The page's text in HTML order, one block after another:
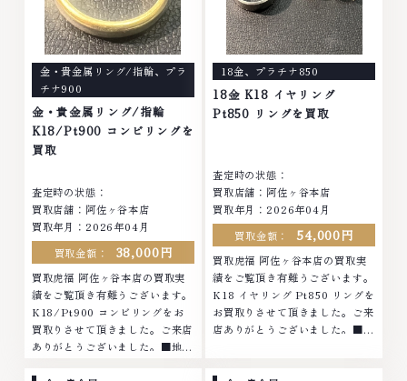
金・貴金属リング/指輪、 プラ
チナ900
金・貴金属リング/指輪
K18/Pt900 コンビリングを
買取
査定時の状態：
買取店舗：阿佐ヶ谷本店
買取年月：2026年04月
買取金額：
38,000円
買取虎福 阿佐ヶ谷本店の買取実
績をご覧頂き有難うございます。
K18/Pt900 コンビリングをお
買取りさせて頂きました。ご来店
ありがとうございました。■地域
18金、 プラチナ850
18金 K18 イヤリング
Pt850 リングを買取
査定時の状態：
買取店舗：阿佐ヶ谷本店
買取年月：2026年04月
買取金額：
54,000円
買取虎福 阿佐ヶ谷本店の買取実
績をご覧頂き有難うございます。
K18 イヤリング Pt850 リングを
お買取りさせて頂きました。ご来
店ありがとうございました。■地